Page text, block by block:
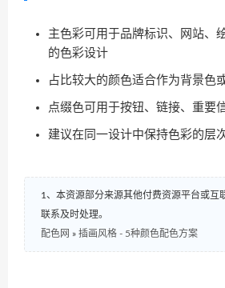
主色彩可用于品牌标识、网站、
的色彩设计
占比较大的颜色适合作为背景色
点缀色可用于按钮、链接、重要
建议在同一设计中保持色彩的层
1、本资源部分来源其他付费资源平台或互
联系及时处理。
配色网 » 插画风格 - 5种颜色配色方案